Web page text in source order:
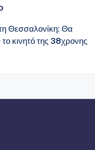
Θεσσαλονίκη: Θα
κινητό της 38χρονης